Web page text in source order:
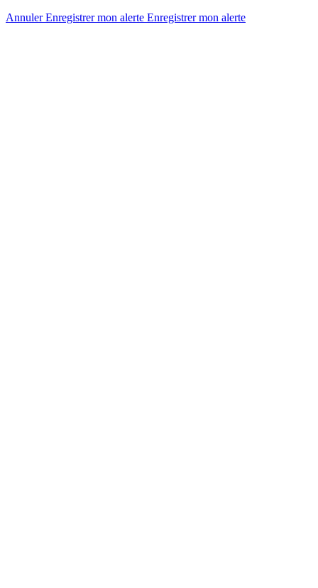
AnnulerEnregistrer mon alerte Enregistrermon alerte